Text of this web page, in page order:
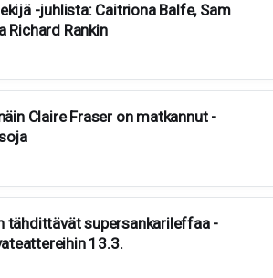
-juhlista: Caitriona Balfe, Sam
Richard Rankin
Claire Fraser on matkannut -
tähdittävät supersankarileffaa -
13.3.